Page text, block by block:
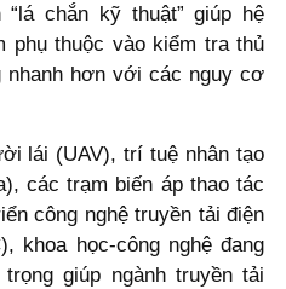
chắn kỹ thuật” giúp hệ
phụ thuộc vào kiểm tra thủ
nhanh hơn với các nguy cơ
lái (UAV), trí tuệ nhân tạo
các trạm biến áp thao tác
công nghệ truyền tải điện
khoa học-công nghệ đang
giúp ngành truyền tải